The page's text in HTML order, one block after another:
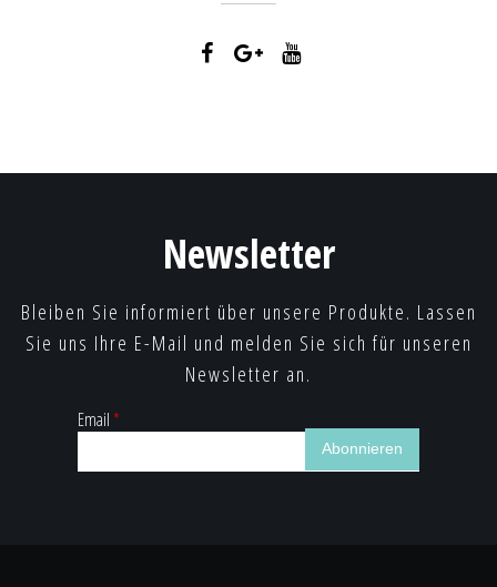
Newsletter
Bleiben Sie informiert über unsere Produkte. Lassen
Sie uns Ihre E-Mail und melden Sie sich für unseren
Newsletter an.
Email*